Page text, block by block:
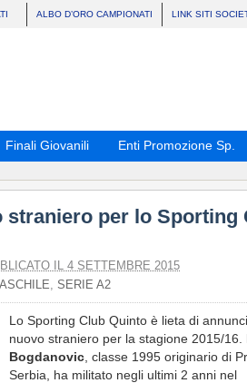
ALBO D’ORO CAMPIONATI LINK SITI
Finali Giovanili Enti Promozione Sp.
straniero per lo Sporting
IL 4 SETTEMBRE 2015
, SERIE A2
Lo Sporting Club Quinto è lieta di
nuovo straniero per la stagione 2015/16.
Bogdanovic, classe 1995 originario di
Serbia, ha militato negli ultimi 2 anni nel